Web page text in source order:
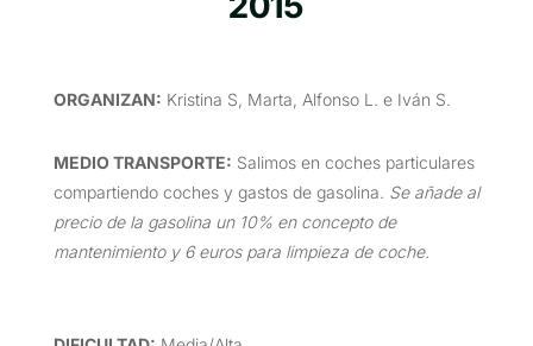
ORGANIZAN: Kristina S, Marta, Alfonso L. e Iván S.
MEDIO TRANSPORTE: Salimos en coches particulares
compartiendo coches y gastos de gasolina. Se añade al
precio de la gasolina un 10% en concepto de
mantenimiento y 6 euros para limpieza de coche.